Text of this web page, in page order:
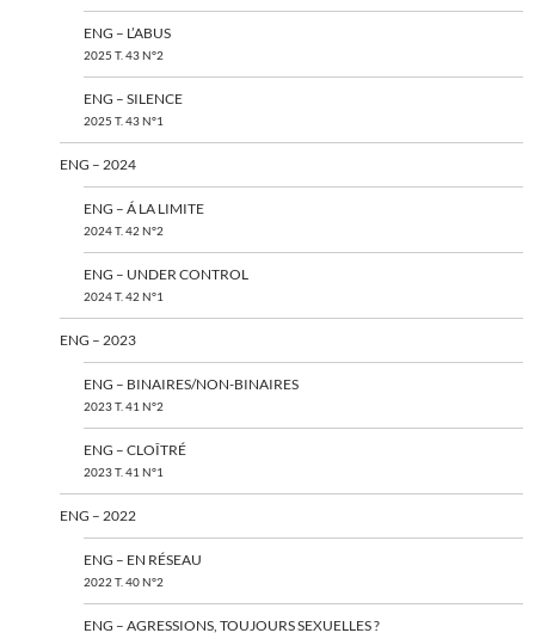
ENG – L’ABUS
2025 T. 43 N°2
ENG – SILENCE
2025 T. 43 N°1
ENG – 2024
ENG – Á LA LIMITE
2024 T. 42 N°2
ENG – UNDER CONTROL
2024 T. 42 N°1
ENG – 2023
ENG – BINAIRES/NON-BINAIRES
2023 T. 41 N°2
ENG – CLOÎTRÉ
2023 T. 41 N°1
ENG – 2022
ENG – EN RÉSEAU
2022 T. 40 N°2
ENG – AGRESSIONS, TOUJOURS SEXUELLES ?